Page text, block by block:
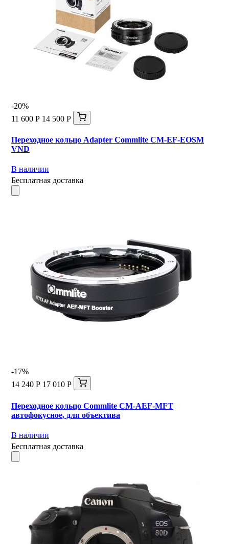
-20%
11 600 Р 14 500 Р
Переходное кольцо Adapter Commlite CM-EF-EOSM
VND
В наличии
Бесплатная доставка
-17%
14 240 Р 17 010 Р
Переходное кольцо Commlite CM-AEF-MFT
автофокусное, для объектива
В наличии
Бесплатная доставка